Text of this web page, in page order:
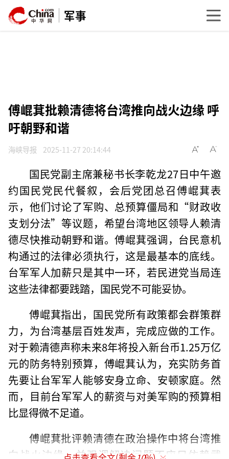
军事
傅崐萁批赖清德将台湾推向战火边缘 呼
吁朝野和谐
海峡导报 2025-11-27 20:14:44
国民党副主席兼秘书长李乾龙27日中午邀
约国民党民代餐叙，会后党团总召傅崐萁表
示，他们讨论了军购、总预算僵局和“财政收
支划分法”等议题，希望台湾地区领导人赖清
德尽快推动朝野和谐。傅崐萁强调，台民意机
构通过的法律必须执行，这是最基本的底线。
台军军人加薪只是其中一环，若民进党当局连
这些法律都要践踏，国民党不可能妥协。
傅崐萁指出，国民党所有政策都会群策群
力，为台湾基层百姓发声，完成应做的工作。
对于赖清德声称未来8年将投入新台币1.25万亿
元的防务特别预算，傅崐萁认为，充实防务首
先要让台军军人能够安身立命、安顿家庭。然
而，目前台军军人的薪资与对美军购的预算相
比显得微不足道。
傅崐萁批评赖清德在政治操作中将台湾推
向战火边缘，并强调解决问题不应只依赖武